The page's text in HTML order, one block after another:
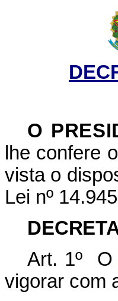
O
lhe confere
vista o
Lei nº
Art. 1º O
vigorar com